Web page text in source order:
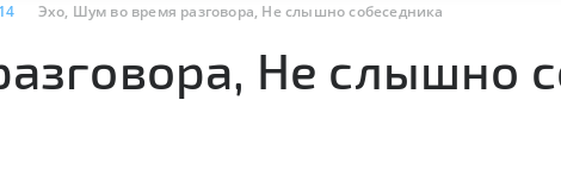
Эхо, Шум во время разговора, Не слышно собеседника
Не слышно